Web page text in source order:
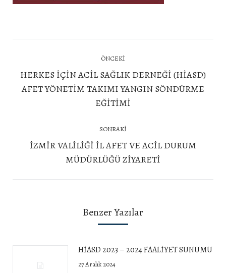
ÖNCEKI
Önceki
yazı:
HERKES İÇİN ACİL SAĞLIK DERNEĞİ (HİASD)
AFET YÖNETİM TAKIMI YANGIN SÖNDÜRME
EĞİTİMİ
SONRAKI
Next
post:
İZMİR VALİLİĞİ İL AFET VE ACİL DURUM
MÜDÜRLÜĞÜ ZİYARETİ
Benzer Yazılar
HİASD 2023 – 2024 FAALİYET SUNUMU
27 Aralık 2024